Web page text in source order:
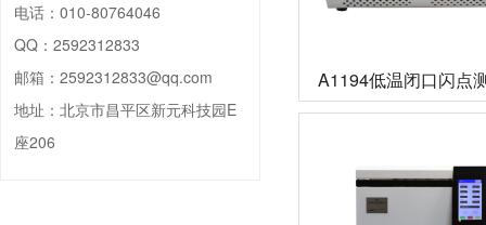
A1194低温闭口闪点
电话： 010-80764046
QQ： 2592312833
邮箱： 2592312833@qq.com
地址： 北京市昌平区新元科技园E
座206